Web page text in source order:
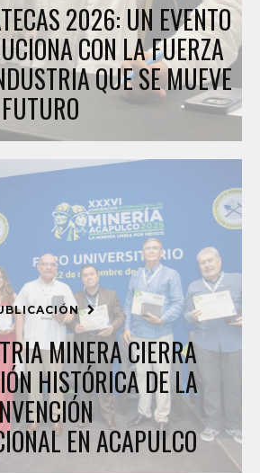
2026: UN EVENTO
CON LA FUERZA
QUE SE MUEVE
MINERA CIERRA
HISTÓRICA DE LA
EN ACAPULCO